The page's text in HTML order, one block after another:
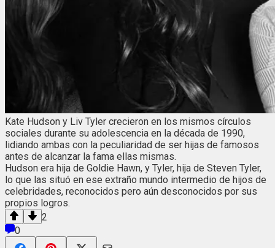
Kate Hudson y Liv Tyler crecieron en los mismos círculos
sociales durante su adolescencia en la década de 1990,
lidiando ambas con la peculiaridad de ser hijas de famosos
antes de alcanzar la fama ellas mismas.
Hudson era hija de Goldie Hawn, y Tyler, hija de Steven Tyler,
lo que las situó en ese extraño mundo intermedio de hijos de
celebridades, reconocidos pero aún desconocidos por sus
propios logros.
2
0